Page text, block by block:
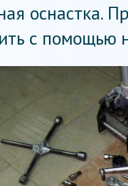
оснастка.
с помощью